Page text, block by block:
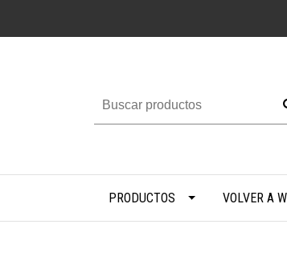
PRODUCTOS VOLVER A